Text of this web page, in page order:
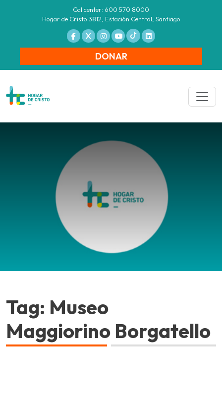
Callcenter: 600 570 8000
Hogar de Cristo 3812, Estación Central, Santiago
DONAR
Tag: Museo
Maggiorino Borgatello